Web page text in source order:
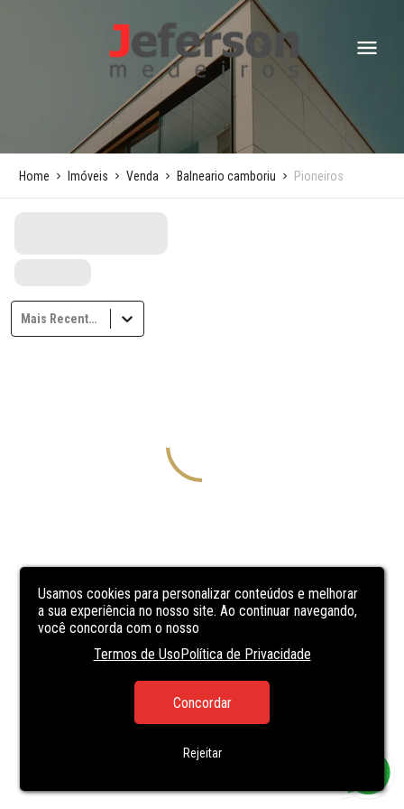
Usamos cookies para personalizar conteúdos e melhorar
a sua experiência no nosso site. Ao continuar navegando,
você concorda com o nosso
Termos de UsoPolítica de Privacidade
Concordar
Rejeitar
Home Imóveis Venda Balneario camboriu Pioneiros
Mais Recentes